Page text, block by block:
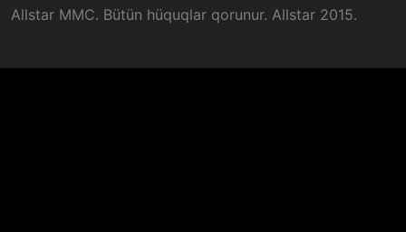
Allstar MMC. Bütün hüquqlar qorunur. Allstar 2015.